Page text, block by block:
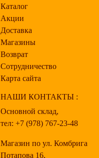
Каталог
Акции
Доставка
Магазины
Возврат
Сотрудничество
Карта сайта
НАШИ КОНТАКТЫ :
Основной склад,
тел: +7 (978) 767-23-48
Магазин по ул. Комбрига
Потапова 16,